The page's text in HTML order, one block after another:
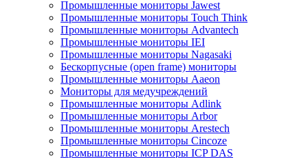
Промышленные мониторы Jawest
Промышленные мониторы Touch Think
Промышленные мониторы Advantech
Промышленные мониторы IEI
Промышленные мониторы Nagasaki
Бескорпусные (open frame) мониторы
Промышленные мониторы Aaeon
Мониторы для медучреждений
Промышленные мониторы Adlink
Промышленные мониторы Arbor
Промышленные мониторы Arestech
Промышленные мониторы Cincoze
Промышленные мониторы ICP DAS